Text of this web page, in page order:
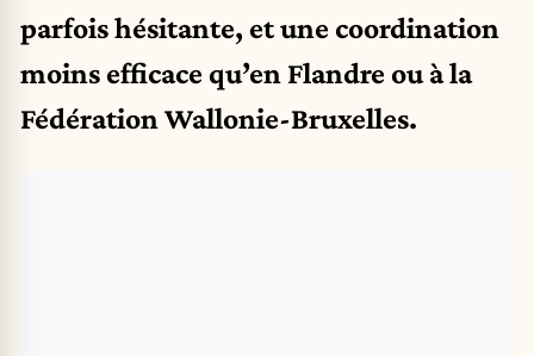
parfois hésitante, et une coordination
moins efficace qu’en Flandre ou à la
Fédération Wallonie-Bruxelles.